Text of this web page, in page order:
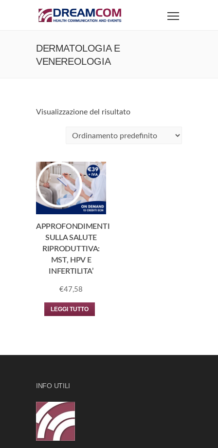
DERMATOLOGIA E
VENEREOLOGIA
Visualizzazione del risultato
APPROFONDIMENTI
SULLA SALUTE
RIPRODUTTIVA:
MST, HPV E
INFERTILITA’
€47,58
LEGGI TUTTO
INFO UTILI